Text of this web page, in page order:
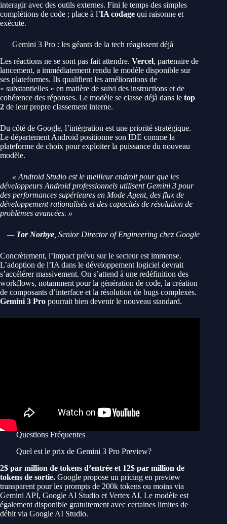
interagir avec des outils externes. Fini le temps des simples
complétions de code ; place à l’IA codage qui raisonne et
exécute.
Gemini 3 Pro : les géants de la tech réagissent déjà
Les réactions ne se sont pas fait attendre. Vercel, partenaire de
lancement, a immédiatement rendu le modèle disponible sur
ses plateformes. Ils qualifient les améliorations de
« substantielles » en matière de suivi des instructions et de
cohérence des réponses. Le modèle se classe déjà dans le top
2 de leur propre classement interne.
Du côté de Google, l’intégration est une priorité stratégique.
Le département Android positionne son IDE comme la
plateforme de choix pour exploiter la puissance du nouveau
modèle.
« Android Studio est le meilleur endroit pour que les
développeurs Android professionnels utilisent Gemini 3 pour
des performances supérieures en Mode Agent, des flux de
développement rationalisés et des capacités de résolution de
problèmes avancées. »
— Tor Norbye , Senior Director of Engineering chez Google
Concrètement, l’impact prévu sur le secteur est immense.
L’adoption de l’IA dans le développement logiciel devrait
s’accélérer massivement. On s’attend à une redéfinition des
workflows, notamment pour la génération de code, la création
de composants d’interface et la résolution de bugs complexes.
Gemini 3 Pro pourrait bien devenir le nouveau standard.
Questions Fréquentes
Quel est le prix de Gemini 3 Pro Preview?
2$ par million de tokens d’entrée et 12$ par million de
tokens de sortie. Google propose un pricing en preview
transparent pour les prompts de 200k tokens ou moins via
Gemini API, Google AI Studio et Vertex AI. Le modèle est
également disponible gratuitement avec certaines limites de
débit via Google AI Studio.